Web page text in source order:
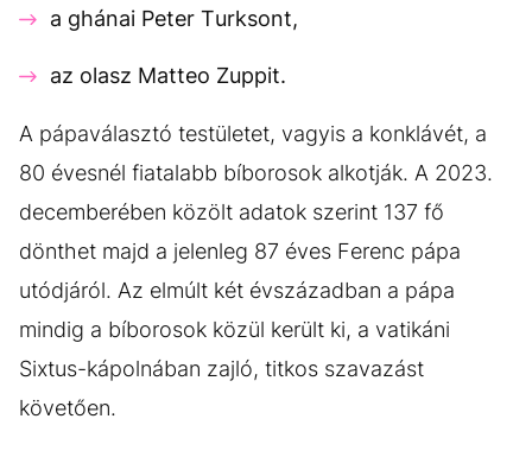
a ghánai Peter Turksont,
az olasz Matteo Zuppit.
A pápaválasztó testületet, vagyis a konklávét, a
80 évesnél fiatalabb bíborosok alkotják. A 2023.
decemberében közölt adatok szerint 137 fő
dönthet majd a jelenleg 87 éves Ferenc pápa
utódjáról. Az elmúlt két évszázadban a pápa
mindig a bíborosok közül került ki, a vatikáni
Sixtus-kápolnában zajló, titkos szavazást
követően.